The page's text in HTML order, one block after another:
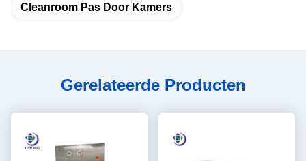
Cleanroom Pas Door Kamers
Gerelateerde Producten